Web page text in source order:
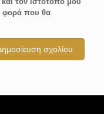
φορά που θα